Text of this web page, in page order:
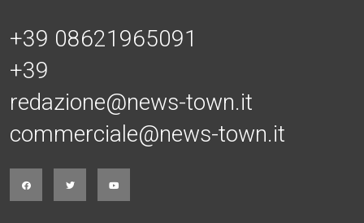
+39 08621965091
+39
redazione@news-town.it
commerciale@news-town.it